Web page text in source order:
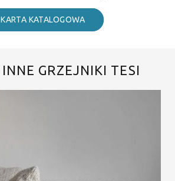
KARTA KATALOGOWA
GRZEJNIKI TESI